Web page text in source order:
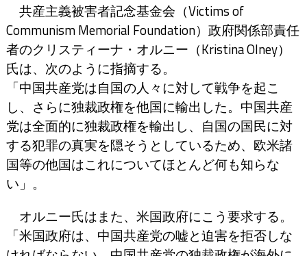
共産主義被害者記念基金会（Victims of
Communism Memorial Foundation）政府関係部責任
者のクリスティーナ・オルニー（Kristina Olney）
氏は、次のように指摘する。
「中国共産党は自国の人々に対して戦争を起こ
し、さらに独裁政権を他国に輸出した。中国共産
党は全面的に独裁政権を輸出し、自国の国民に対
する犯罪の真実を隠そうとしているため、欧米諸
国等の他国はこれについてほとんど何も知らな
い」。
オルニー氏はまた、米国政府にこう要求する。
「米国政府は、中国共産党の嘘と迫害を拒否しな